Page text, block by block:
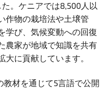
。ケニアでは8,500人以
作物の栽培法や土壌管
学び、気候変動への回復
農家が地域で知識を共有
に貢献しています。
教材を通じて5言語で公開